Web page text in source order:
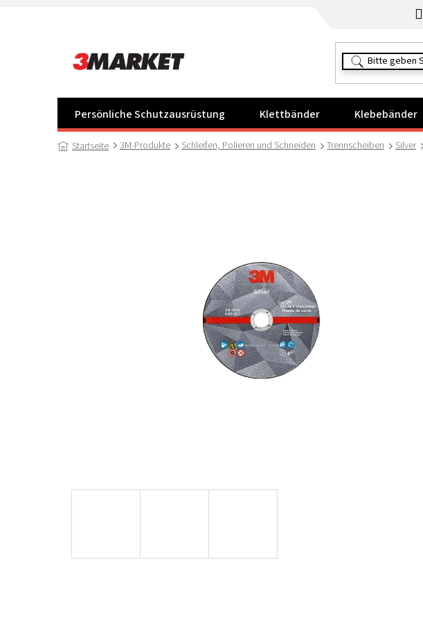
Persönliche Schutzausrüstung Klettbänder Klebebänder
Startseite 3M-Produkte Schleifen, Polieren und Schneiden Trennscheiben Silver